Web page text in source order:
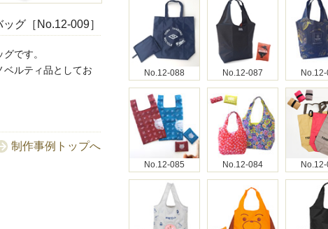
グ［No.12-009］
です。
ベルティ品としてお
制作事例トップへ
No.12-088 No.12-087
No.12-085 No.12-084